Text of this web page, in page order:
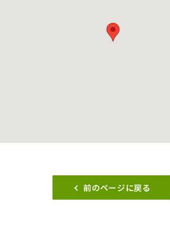
前のページに戻る